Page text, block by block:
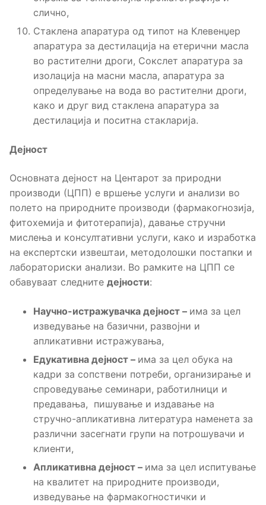
слично,
Стаклена апаратура од типот на Клевенџер
апаратура за дестилација на етерични масла
во растителни дроги, Сокслет апаратура за
изолација на масни масла, апаратура за
определување на вода во растителни дроги,
како и друг вид стаклена апаратура за
дестилација и поситна стакларија.
Дејност
Основната дејност на Центарот за природни
производи (ЦПП) е вршење услуги и анализи во
полето на природните производи (фармакогнозија,
фитохемија и фитотерапија), давање стручни
мислења и консултативни услуги, како и изработка
на експертски извештаи, методолошки постапки и
лабораториски анализи. Во рамките на ЦПП се
обавуваат следните дејности:
Научно-истражувачка дејност – има за цел
изведување на базични, развојни и
апликативни истражувања,
Едукативна дејност – има за цел обука на
кадри за сопствени потреби, организирање и
спроведување семинари, работилници и
предавања, пишување и издавање на
стручно-апликативна литература наменета за
различни засегнати групи на потрошувачи и
клиенти,
Апликативна дејност – има за цел испитување
на квалитет на природните производи,
изведување на фармакогностички и